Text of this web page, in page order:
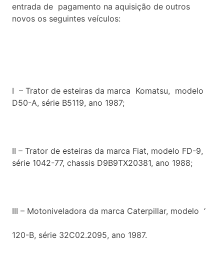
entrada de pagamento na aquisição de outros
novos os seguintes veículos:
I – Trator de esteiras da marca Komatsu, modelo
D50-A, série B5119, ano 1987;
II – Trator de esteiras da marca Fiat, modelo FD-9,
série 1042-77, chassis D9B9TX20381, ano 1988;
III – Motoniveladora da marca Caterpillar, modelo ‘
120-B, série 32C02.2095, ano 1987.